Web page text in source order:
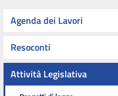
Agenda dei Lavori
Resoconti
Attività Legislativa